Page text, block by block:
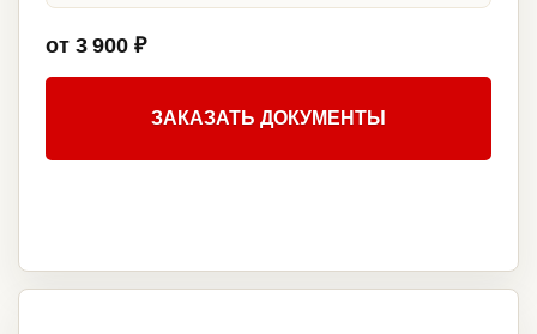
от 3 900 ₽
ЗАКАЗАТЬ ДОКУМЕНТЫ